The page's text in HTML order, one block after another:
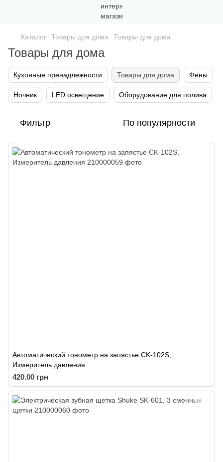
Каталог Товары для дома Товары для дома
Товары для дома
Кухонные пренадлежности Товары для дома Фены
Ночник LED освещение Оборудование для полива
Фильтр По популярности
Автоматический тонометр на запястье CK-102S,
Измеритель давления
420.00 грн